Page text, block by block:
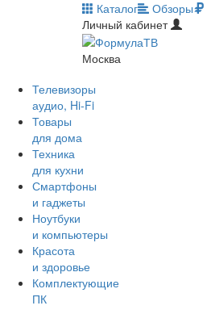
Каталог Обзоры
Личный кабинет
Москва
Телевизоры
аудио, Hi-Fi
Товары
для дома
Техника
для кухни
Смартфоны
и гаджеты
Ноутбуки
и компьютеры
Красота
и здоровье
Комплектующие
ПК